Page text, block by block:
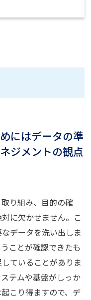
にはデータの準
ジメントの観点
り組み、目的の確
に欠かせません。こ
データを洗い出しま
ことが確認できたも
ていることがありま
テムや基盤がしっか
こり得ますので、デ